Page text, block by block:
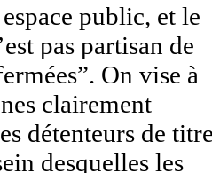
public, et le
pas partisan de
On vise à
clairement
détenteurs de
desquelles les